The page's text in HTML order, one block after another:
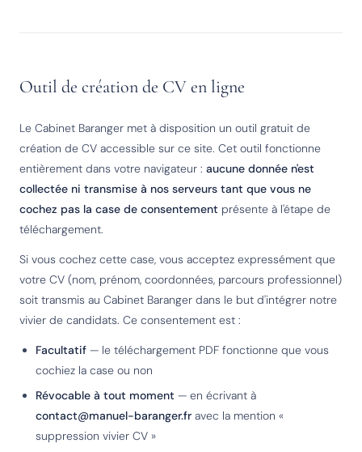
Outil de création de CV en ligne
Le Cabinet Baranger met à disposition un outil gratuit de
création de CV accessible sur ce site. Cet outil fonctionne
entièrement dans votre navigateur : aucune donnée n'est
collectée ni transmise à nos serveurs tant que vous ne
cochez pas la case de consentement présente à l'étape de
téléchargement.
Si vous cochez cette case, vous acceptez expressément que
votre CV (nom, prénom, coordonnées, parcours professionnel)
soit transmis au Cabinet Baranger dans le but d'intégrer notre
vivier de candidats. Ce consentement est :
Facultatif — le téléchargement PDF fonctionne que vous
cochiez la case ou non
Révocable à tout moment — en écrivant à
contact@manuel-baranger.fr avec la mention «
suppression vivier CV »